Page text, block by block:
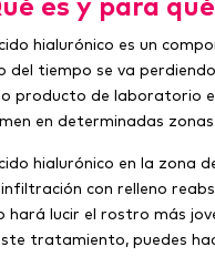
hialurónico es un
del tiempo se va
producto de laboratorio
en determinadas
hialurónico en la zona
con relleno
hará lucir el rostro más
tratamiento, puedes